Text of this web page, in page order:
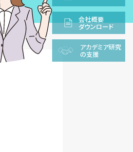
会社概要
ダウンロード
アカデミア研究
の支援